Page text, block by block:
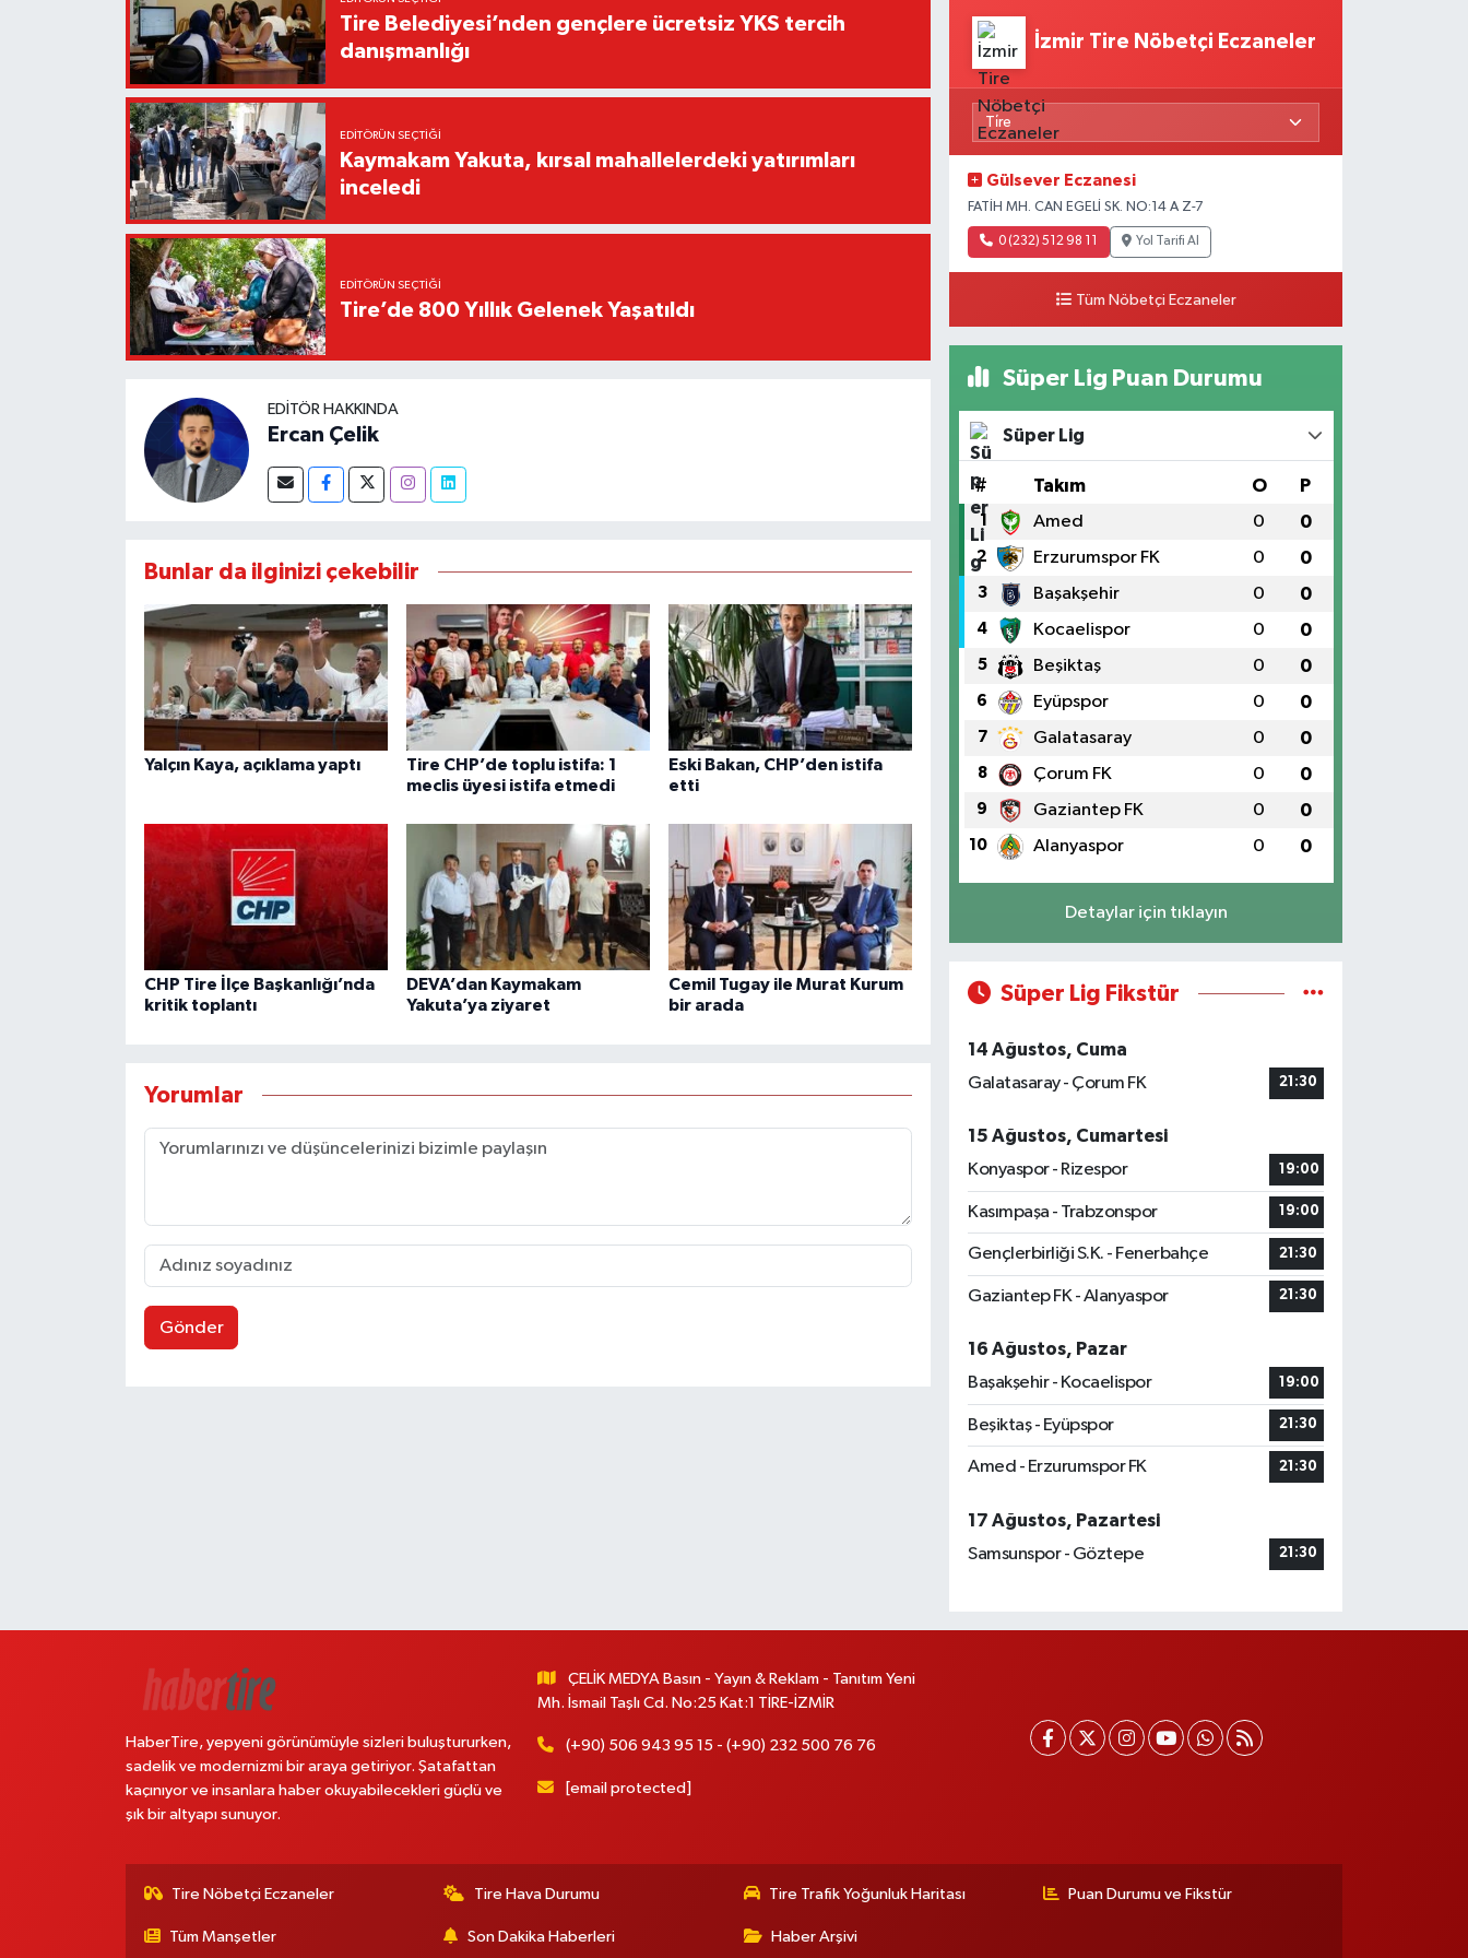
Tire Belediyesi’nden gençlere ücretsiz YKS tercih
danışmanlığı
EDITÖRÜN SEÇTIĞI
Kaymakam Yakuta, kırsal mahallelerdeki yatırımları
inceledi
EDITÖRÜN SEÇTIĞI
Tire’de 800 Yıllık Gelenek Yaşatıldı
EDITÖR HAKKINDA
Ercan Çelik
Bunlar da ilginizi çekebilir
Yalçın Kaya, açıklama yaptı
Tire CHP’de toplu istifa: 1
meclis üyesi istifa etmedi
Eski Bakan, CHP’den istifa
etti
CHP Tire İlçe Başkanlığı’nda
kritik toplantı
DEVA’dan Kaymakam
Yakuta’ya ziyaret
Cemil Tugay ile Murat Kurum
bir arada
Yorumlar
Gönder
İzmir Tire Nöbetçi Eczaneler
Gülsever Eczanesi
FATİH MH. CAN EGELİ SK. NO:14 A Z-7
0 (232) 512 98 11 Yol Tarifi Al
Tüm Nöbetçi Eczaneler
Süper Lig Puan Durumu
Süper Lig
# Takım O P
1 Amed 0 0
2 Erzurumspor FK 0 0
3 Başakşehir 0 0
4 Kocaelispor 0 0
5 Beşiktaş 0 0
6 Eyüpspor 0 0
7 Galatasaray 0 0
8 Çorum FK 0 0
9 Gaziantep FK 0 0
10 Alanyaspor 0 0
Detaylar için tıklayın
Süper Lig Fikstür
14 Ağustos, Cuma
Galatasaray - Çorum FK
21:30
15 Ağustos, Cumartesi
Konyaspor - Rizespor
19:00
Kasımpaşa - Trabzonspor 19:00
Gençlerbirliği S.K. - Fenerbahçe 21:30
Gaziantep FK - Alanyaspor 21:30
16 Ağustos, Pazar
Başakşehir - Kocaelispor
19:00
Beşiktaş - Eyüpspor 21:30
Amed - Erzurumspor FK 21:30
17 Ağustos, Pazartesi
Samsunspor - Göztepe
21:30
HaberTire, yepyeni görünümüyle sizleri buluştururken,
sadelik ve modernizmi bir araya getiriyor. Şatafattan
kaçınıyor ve insanlara haber okuyabilecekleri güçlü ve
şık bir altyapı sunuyor.
ÇELİK MEDYA Basın - Yayın & Reklam - Tanıtım Yeni
Mh. İsmail Taşlı Cd. No:25 Kat:1 TİRE-İZMİR
(+90) 506 943 95 15 - (+90) 232 500 76 76
[email protected]
Tire Nöbetçi Eczaneler Tire Hava Durumu Tire Trafik Yoğunluk Haritası Puan Durumu ve Fikstür
Tüm Manşetler Son Dakika Haberleri Haber Arşivi